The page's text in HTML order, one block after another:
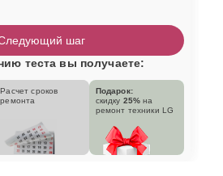
шаг
теста вы получаете:
Расчет сроков
ремонта
Подарок:
скидку 25% на
ремонт техники LG